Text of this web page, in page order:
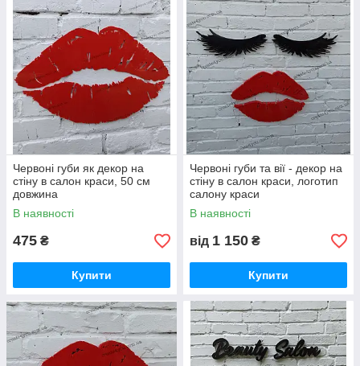
Червоні губи як декор на
стіну в салон краси, 50 см
довжина
В наявності
475 ₴
Купити
Червоні губи та вії - декор на
стіну в салон краси, логотип
салону краси
В наявності
від 1 150 ₴
Купити